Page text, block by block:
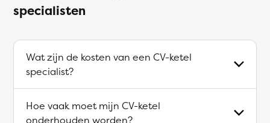
specialisten
Wat zijn de kosten van een CV-ketel
specialist?
Hoe vaak moet mijn CV-ketel
onderhouden worden?